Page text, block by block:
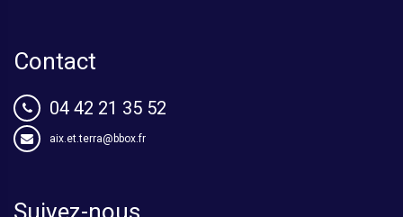
Contact
04 42 21 35 52
aix.et.terra@bbox.fr
Suivez-nous